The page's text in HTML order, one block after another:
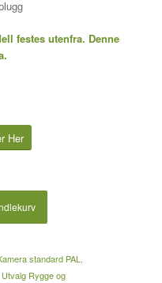
festes utenfra. Denne
Her
standard PAL,
Utvalg Rygge og